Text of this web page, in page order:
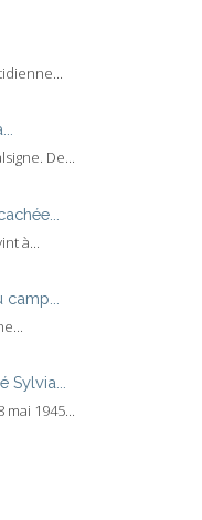
De...
à...
1945...